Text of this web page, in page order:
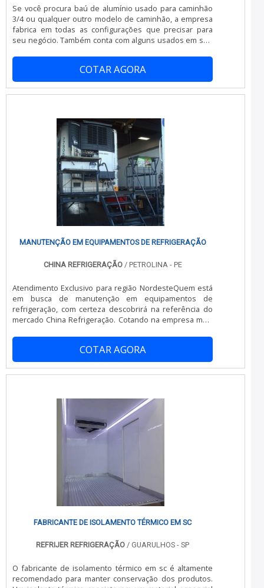
Se você procura baú de alumínio usado para caminhão
3/4 ou qualquer outro modelo de caminhão, a empresa
fabrica em todas as configurações que precisar para
seu negócio. Também conta com alguns usados em seu
opções.CONFIGURAÇÃO DO BAÚ DE ALUMÍNIO PARA
CAMINHÃO 3/4Os baús podem ser instalados em
qualquer veículo como Mercedes, Daily, Verts, Vw 8150,
Toco, 10.160. As medidas são de acordo com o
COTAR AGORA
MANUTENÇÃO EM EQUIPAMENTOS DE REFRIGERAÇÃO
CHINA REFRIGERAÇÃO/ PETROLINA - PE
Atendimento Exclusivo para região NordesteQuem está
em busca de manutenção em equipamentos de
refrigeração, com certeza descobrirá na referência do
mercado China Refrigeração. Cotando na empresa mais
referência de qualidade da área de atuação.Quando o
tema é manutenção em equipamentos de refrigeração,
com os melhores profissionais da China Refrigeração o
cliente poderá encontrar assertividade com
REFRIGERAÇÃOA China Refrigeração objetiva sua energia
em criar uma estrutura com escritório de alta qualidade
onde são realizadas as atividades e estrutura suficiente
para atender todas as demandas, tudo isso para garantir
excelência e destaque em sua área de atuação. A China
Refrigeração se mostra referência por ter: Soluções
eficazes para comércio, manutenção e reformas de
execução dos serviços; Métodos avançados visando
Atendimento de forma personalizada para cada
equipamentos de refrigeração, deve-se descartar
empresas que não tenham produtos e serviços com
ótima qualidade e assertividade, detalhes que passam
COTAR AGORA
FABRICANTE DE ISOLAMENTO TÉRMICO EM SC
REFRIJER REFRIGERAÇÃO / GUARULHOS - SP
O fabricante de isolamento térmico em sc é altamente
recomendado para manter conservação dos produtos.